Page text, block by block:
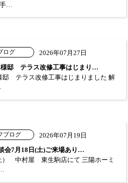
…
ログ
2026年07月27日
様邸 テラス改修工事はじまり…
邸 テラス改修工事はじまりました 解
ブログ
2026年07月19日
会7月18日(土)ご来場あり…
） 中村屋 東生駒店にて 三陽ホーミ